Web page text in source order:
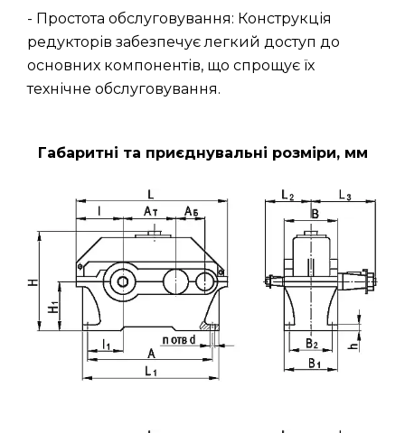
- Простота обслуговування: Конструкція
редукторів забезпечує легкий доступ до
основних компонентів, що спрощує їх
технічне обслуговування.
Габаритні та приєднувальні розміри, мм